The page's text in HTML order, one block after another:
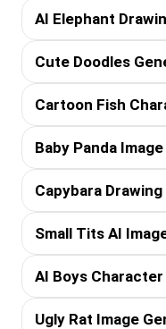
AI Elephant
Cute Doodles
Cartoon Fish
Baby Panda
Capybara
Small Tits AI
AI Boys
Ugly Rat Image